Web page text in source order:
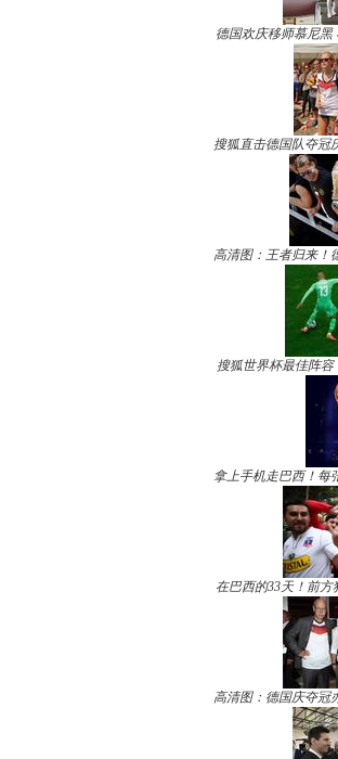
德国欢庆移师慕尼黑
搜狐直击德国队夺冠
高清图：王者归来！
搜狐世界杯最佳阵
拿上手机走巴西！每
在巴西的33天！前
高清图：德国庆夺冠